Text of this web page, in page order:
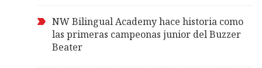
NW Bilingual Academy hace historia como
las primeras campeonas junior del Buzzer
Beater